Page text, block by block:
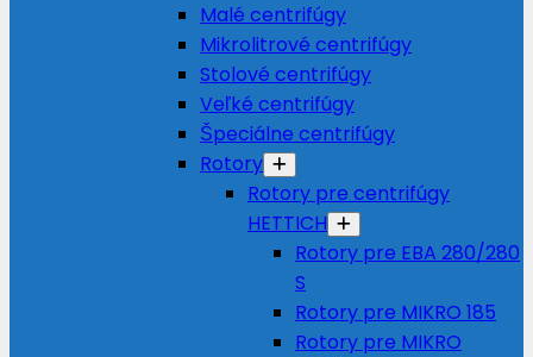
Malé centrifúgy
Mikrolitrové centrifúgy
Stolové centrifúgy
Veľké centrifúgy
Špeciálne centrifúgy
Rotory
Rotory pre centrifúgy
HETTICH
Rotory pre EBA 280/280
S
Rotory pre MIKRO 185
Rotory pre MIKRO